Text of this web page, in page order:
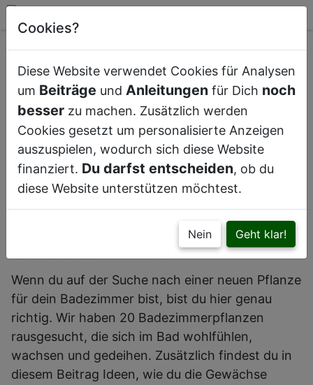
Cookies?
Diese Website verwendet Cookies für Analysen
um Beiträge und Anleitungen für Dich noch
besser zu machen. Zusätzlich werden
Cookies gesetzt um personalisierte Anzeigen
auszuspielen, wodurch sich diese Website
finanziert. Du darfst entscheiden, ob du
diese Website unterstützen möchtest.
Nein Geht klar!
Badezimmer mit passenden Pflanzen
20 wunderschöne
Pflanzen für dein
Wenn du auf der Suche nach einer neuen Pflanze
für dein Badezimmer bist, bist du hier genau
richtig. Wir haben 20 Badezimmerpflanzen
rausgesucht, die sich im Bad wohlfühlen,
wachsen und gedeihen. Zusätzlich findest du in
diesem Beitrag Ideen, wie du die Gewächse